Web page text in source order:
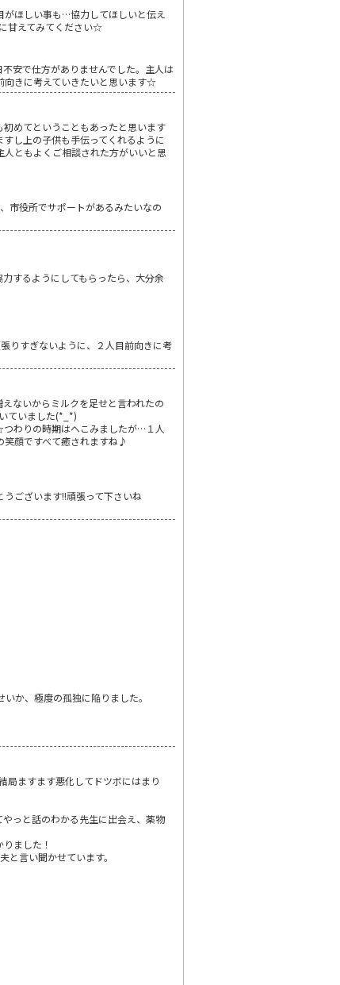
ほしい事も…協力してほしいと伝え
甘えてみてください☆
安で仕方がありませんでした。主人は
向きに考えていきたいと思います☆
めてということもあったと思います
し上の子供も手伝ってくれるように
ともよくご相談された方がいいと思
市役所でサポートがあるみたいなの
するようにしてもらったら、大分余
りすぎないように、２人目前向きに考
ないからミルクを足せと言われたの
ていました(*_*)
わりの時期はへこみましたが…１人
笑顔ですべて癒されますね♪
ございます!!頑張って下さいね
か、極度の孤独に陥りました。
局ますます悪化してドツボにはまり
っと話のわかる先生に出会え、薬物
ました！
言い聞かせています。